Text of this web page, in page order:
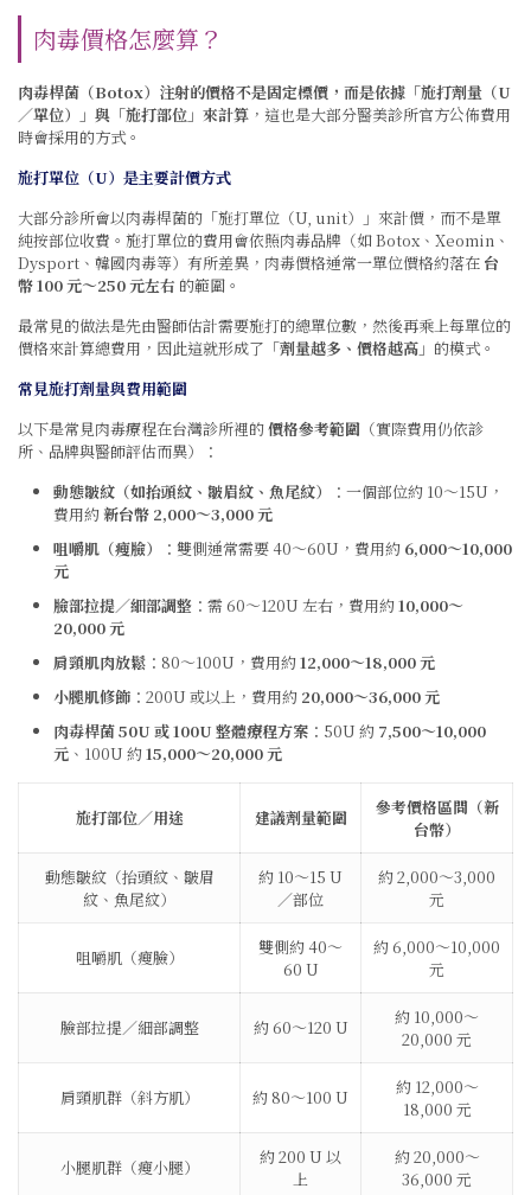
肉毒價格怎麼算？
肉毒桿菌（Botox）注射的價格不是固定標價，而是依據「施打劑量（U
／單位）」與「施打部位」來計算 ，這也是大部分醫美診所官方公佈費用
時會採用的方式。
施打單位（U）是主要計價方式
大部分診所會以肉毒桿菌的「施打單位（U, unit）」來計價，而不是單
純按部位收費。施打單位的費用會依照肉毒品牌（如 Botox、Xeomin、
Dysport、韓國肉毒等）有所差異，肉毒價格通常一單位價格約落在 台
幣 100 元〜250 元左右 的範圍。
最常見的做法是先由醫師估計需要施打的總單位數，然後再乘上每單位的
價格來計算總費用，因此這就形成了「劑量越多、價格越高 」的模式。
常見施打劑量與費用範圍
以下是常見肉毒療程在台灣診所裡的價格參考範圍 （實際費用仍依診
所、品牌與醫師評估而異）：
動態皺紋（如抬頭紋、皺眉紋、魚尾紋）
：一個部位約 10〜15U，
費用約新台幣 2,000〜3,000 元
咀嚼肌（瘦臉）
：雙側通常需要 40〜60U，費用約 6,000〜10,000
元
臉部拉提／細部調整 ：需 60〜120U 左右，費用約10,000〜
20,000 元
肩頸肌肉放鬆 ：80〜100U，費用約12,000〜18,000 元
小腿肌修飾 ：200U 或以上，費用約 20,000〜36,000 元
肉毒桿菌 50U 或 100U 整體療程方案 ：50U 約 7,500〜10,000
元 、100U 約15,000〜20,000 元
施打部位／用途 建議劑量範圍
參考價格區間（新
台幣）
動態皺紋（抬頭紋、皺眉
紋、魚尾紋）
約 10～15 U
／部位
約 2,000～3,000
元
咀嚼肌（瘦臉）
雙側約 40～
60 U
約 6,000～10,000
元
臉部拉提／細部調整 約 60～120 U
約 10,000～
20,000 元
肩頸肌群（斜方肌） 約 80～100 U
約 12,000～
18,000 元
小腿肌群（瘦小腿）
約 200 U 以
上
約 20,000～
36,000 元